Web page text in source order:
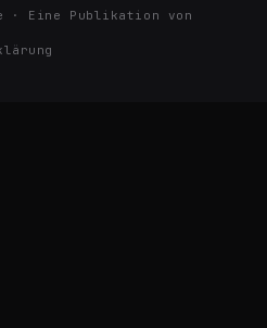
· Eine Publikation von